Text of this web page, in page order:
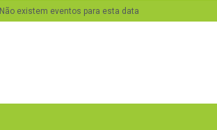
Não existem eventos para esta data